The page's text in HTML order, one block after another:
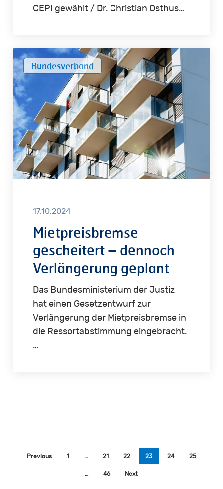
CEPI gewählt / Dr. Christian Osthus…
Mietpreisbremse
gescheitert
–
dennoch
Verlängerung
geplant
Bundesverband
17.10.2024
Mietpreisbremse
gescheitert – dennoch
Verlängerung geplant
Das Bundesministerium der Justiz
hat einen Gesetzentwurf zur
Verlängerung der Mietpreisbremse in
die Ressortabstimmung eingebracht.
…
Previous 1 … 21 22 23 24 25
… 46 Next